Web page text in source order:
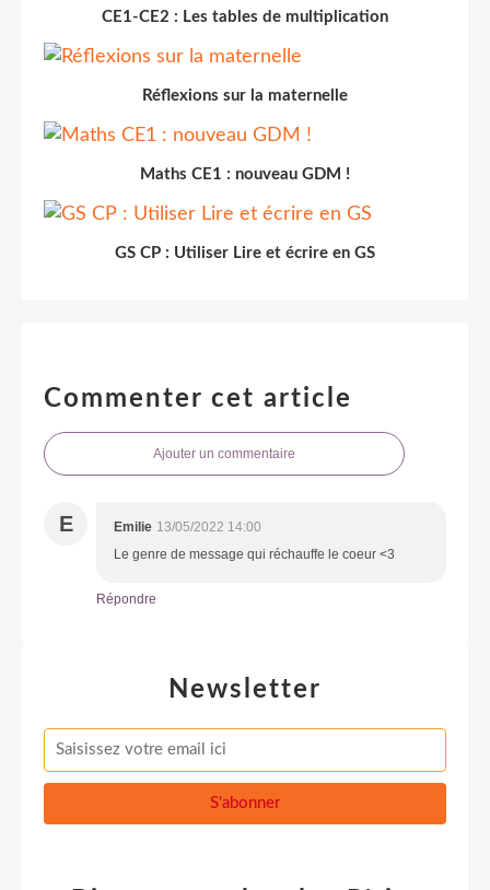
CE1-CE2 : Les tables de multiplication
Réflexions sur la maternelle
Maths CE1 : nouveau GDM !
GS CP : Utiliser Lire et écrire en GS
Commenter cet article
Ajouter un commentaire
E Emilie 13/05/2022 14:00
Le genre de message qui réchauffe le coeur <3
Répondre
Newsletter